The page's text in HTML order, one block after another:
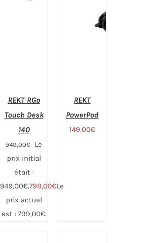
Note4.82
CHOIX
DES
OPTIONS
CE
PRODUIT
PLUSIEURS
VARIATIONS.
REKT RGo
Touch Desk
140
949,00€
Le
prix initial
était :
949,00€.799,00€Le
prix actuel
est : 799,00€.
REKT
PowerPod
149,00€